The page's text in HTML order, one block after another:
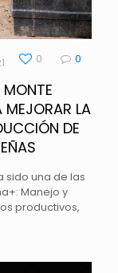
0 0
MONTE
LA
DE
sido una de las
Manejo y
productivos,